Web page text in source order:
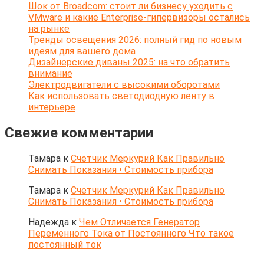
Шок от Broadcom: стоит ли бизнесу уходить с
VMware и какие Enterprise-гипервизоры остались
на рынке
Тренды освещения 2026: полный гид по новым
идеям для вашего дома
Дизайнерские диваны 2025: на что обратить
внимание
Электродвигатели с высокими оборотами
Как использовать светодиодную ленту в
интерьере
Свежие комментарии
Тамара к Счетчик Меркурий Как Правильно
Снимать Показания • Стоимость прибора
Тамара к Счетчик Меркурий Как Правильно
Снимать Показания • Стоимость прибора
Надежда к Чем Отличается Генератор
Переменного Тока от Постоянного Что такое
постоянный ток